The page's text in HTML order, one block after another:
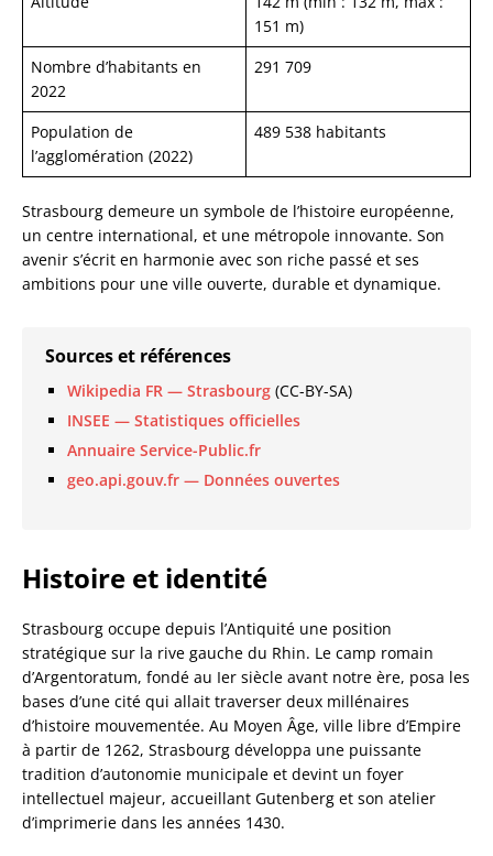
151 m)
Nombre d’habitants en
2022
291 709
Population de
l’agglomération (2022)
489 538 habitants
Strasbourg demeure un symbole de l’histoire européenne,
un centre international, et une métropole innovante. Son
avenir s’écrit en harmonie avec son riche passé et ses
ambitions pour une ville ouverte, durable et dynamique.
Sources et références
Wikipedia FR — Strasbourg (CC-BY-SA)
INSEE — Statistiques officielles
Annuaire Service-Public.fr
geo.api.gouv.fr — Données ouvertes
Histoire et identité
Strasbourg occupe depuis l’Antiquité une position
stratégique sur la rive gauche du Rhin. Le camp romain
d’Argentoratum, fondé au Ier siècle avant notre ère, posa les
bases d’une cité qui allait traverser deux millénaires
d’histoire mouvementée. Au Moyen Âge, ville libre d’Empire
à partir de 1262, Strasbourg développa une puissante
tradition d’autonomie municipale et devint un foyer
intellectuel majeur, accueillant Gutenberg et son atelier
d’imprimerie dans les années 1430.